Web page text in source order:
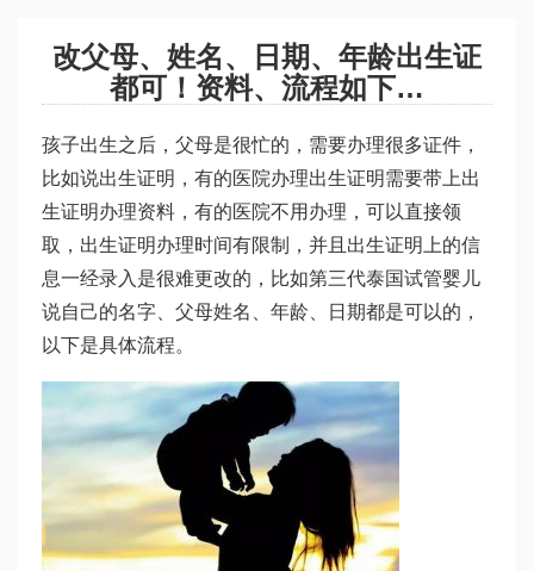
改父母、姓名、日期、年龄出生证
都可！资料、流程如下…
孩子出生之后，父母是很忙的，需要办理很多证件，
比如说出生证明，有的医院办理出生证明需要带上出
生证明办理资料，有的医院不用办理，可以直接领
取，出生证明办理时间有限制，并且出生证明上的信
息一经录入是很难更改的，比如第三代泰国试管婴儿
说自己的名字、父母姓名、年龄、日期都是可以的，
以下是具体流程。